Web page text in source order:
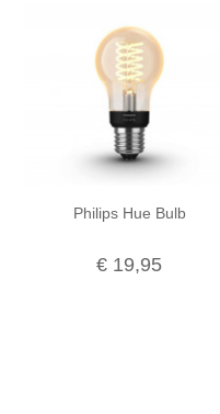
Philips Hue Bulb
€ 19,95